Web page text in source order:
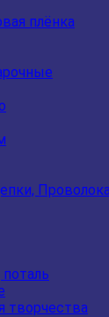
плёнка
творчества